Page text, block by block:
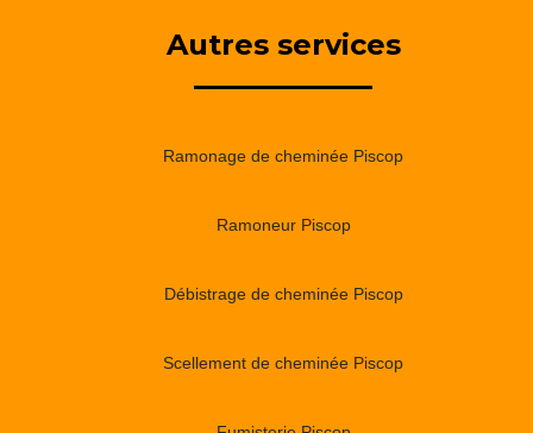
Autres services
Ramonage de cheminée Piscop
Ramoneur Piscop
Débistrage de cheminée Piscop
Scellement de cheminée Piscop